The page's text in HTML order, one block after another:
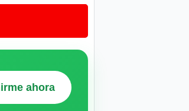
ahora